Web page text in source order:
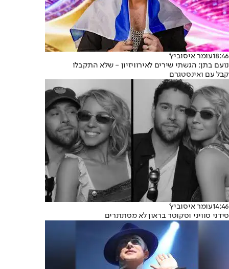
18:46עומר איסוביץ'
נועם בתן: הגשתי שירים לאירוויזיון - שלא התקבלו
קבל עם ואינסטגרם
14:46עומר איסוביץ'
סידני סוויני וסקוטר בראון לא מסתתרים